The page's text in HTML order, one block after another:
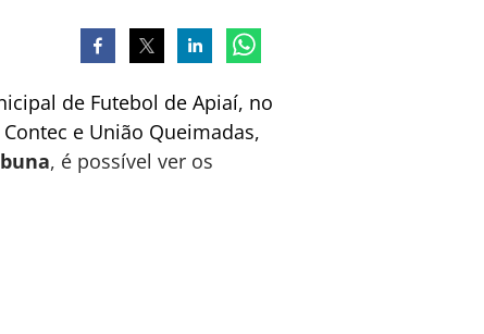
de Futebol de Apiaí, no
e União Queimadas,
, é possível ver os